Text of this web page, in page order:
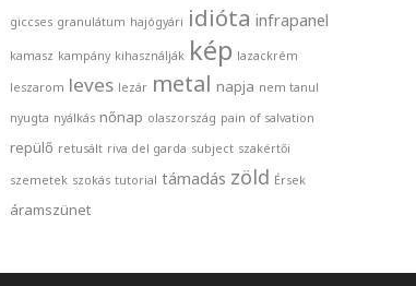
giccses granulátum hajógyári idióta infrapanel
kamasz kampány kihasználják kép lazackrém
leszarom leves lezár metal napja nem tanul
nyugta nyálkás nőnap olaszország pain of salvation
repülő retusált riva del garda subject szakértői
szemetek szokás tutorial támadás zöld Érsek
áramszünet